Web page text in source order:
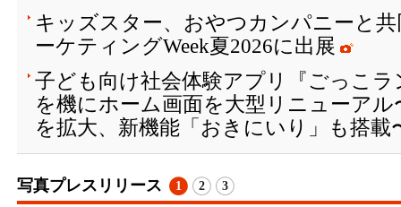
キッズスター、おやつカンパニーと
ーケティングWeek夏2026に出展
子ども向け社会体験アプリ『ごっこラ
を機にホーム画面を大型リニューア
を拡大、新機能「おきにいり」も搭載
写真プレスリリース 1 2 3